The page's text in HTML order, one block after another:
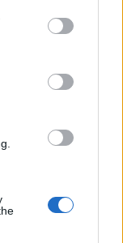
may click to
party tags to
in below Google